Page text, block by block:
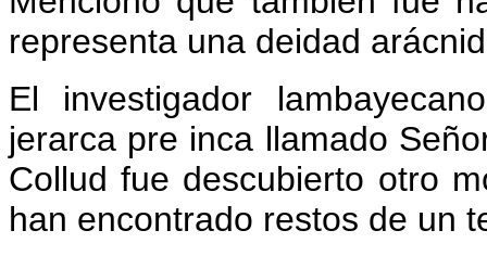
representa una deidad
El investigador
jerarca pre inca llamado
Collud fue descubierto otro
han encontrado restos de un